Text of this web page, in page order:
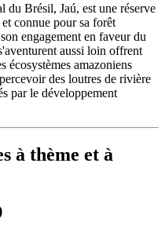
du Brésil, Jaú, est une réserve
connue pour sa forêt
engagement en faveur du
aussi loin offrent
écosystèmes amazoniens
des loutres de rivière
par le développement
à thème et à